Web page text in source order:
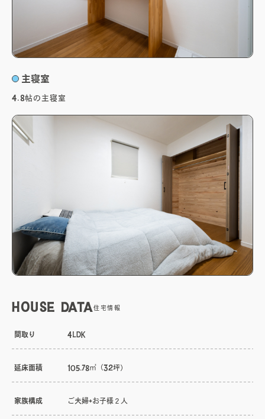
主寝室
4.8帖の主寝室
HOUSE DATA住宅情報
間取り 4LDK
延床面積 105.78㎡（32坪）
家族構成 ご夫婦+お子様２人